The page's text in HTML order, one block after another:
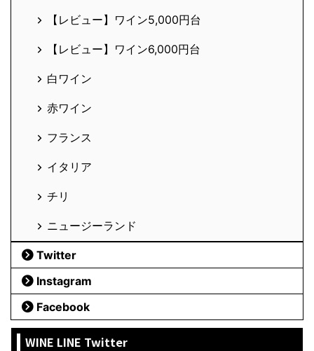
【レビュー】ワイン5,000円台
【レビュー】ワイン6,000円台
白ワイン
赤ワイン
フランス
イタリア
チリ
ニュージーランド
Twitter
Instagram
Facebook
WINE LINE Twitter